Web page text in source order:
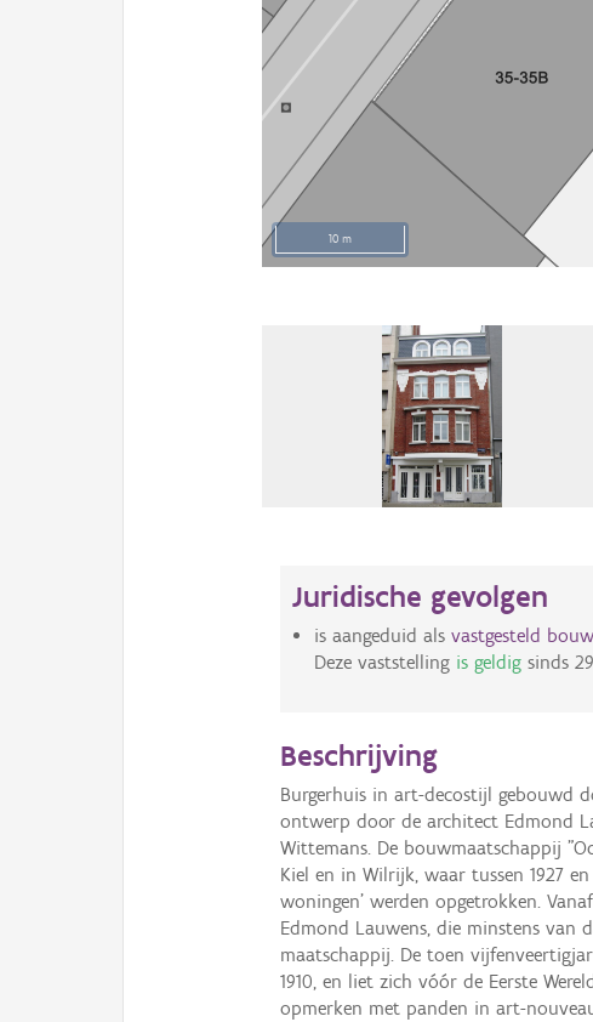
10 m
Juridische gevolgen
is aangeduid als vastgesteld
Deze vaststelling is geldigsinds
Beschrijving
Burgerhuis in art-decostijl gebouwd
ontwerp door de architect Edmond
Wittemans. De bouwmaatschappij
Kiel en in Wilrijk, waar tussen 1927
woningen' werden opgetrokken.
Edmond Lauwens, die minstens
maatschappij. De toen
1910, en liet zich vóór de Eerste
opmerken met panden in art-